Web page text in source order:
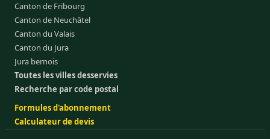
Canton de Fribourg
Canton de Neuchâtel
Canton du Valais
Canton du Jura
Jura bernois
Toutes les villes desservies
Recherche par code postal
Formules d'abonnement
Calculateur de devis